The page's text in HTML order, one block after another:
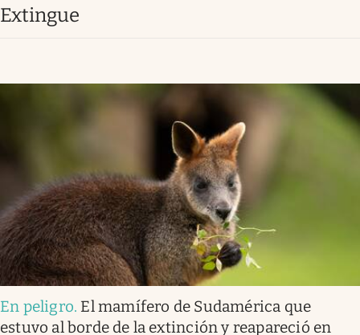
Brand Strategy
Vida y estilo
Espiritualidad
Mediakit
abre en nueva pestaña
México
extingue
En peligro. El mamífero de Sudamérica que
estuvo al borde de la extinción y reapareció en